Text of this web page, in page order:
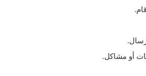
أو مشاكل.